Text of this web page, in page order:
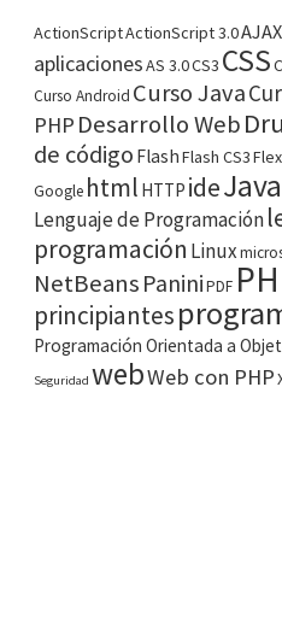
ActionScriptActionScript 3.0AJAX
aplicacionesAS 3.0CS3 CSS
Curso Android Curso Java
PHP Desarrollo Web
de código FlashFlash CS3Flex
Google html HTTP ideJava
Lenguaje de Programación
programación Linux
NetBeans PaniniPDF
principiantes
Programación Orientada a
Seguridad webWeb con PHP